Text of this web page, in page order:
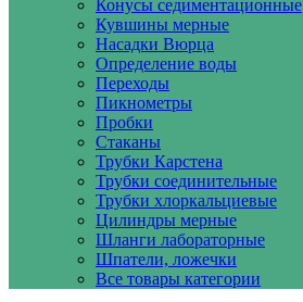
Конусы седиментационные
Кувшины мерные
Насадки Вюрца
Определение воды
Переходы
Пикнометры
Пробки
Стаканы
Трубки Карстена
Трубки соединительные
Трубки хлоркальциевые
Цилиндры мерные
Шланги лабораторные
Шпатели, ложечки
Все товары категории